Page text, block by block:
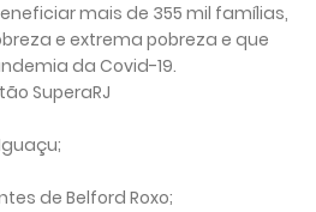
mais de 355 mil famílias,
e extrema pobreza e que
da Covid-19.
SuperaRJ
de Belford Roxo;